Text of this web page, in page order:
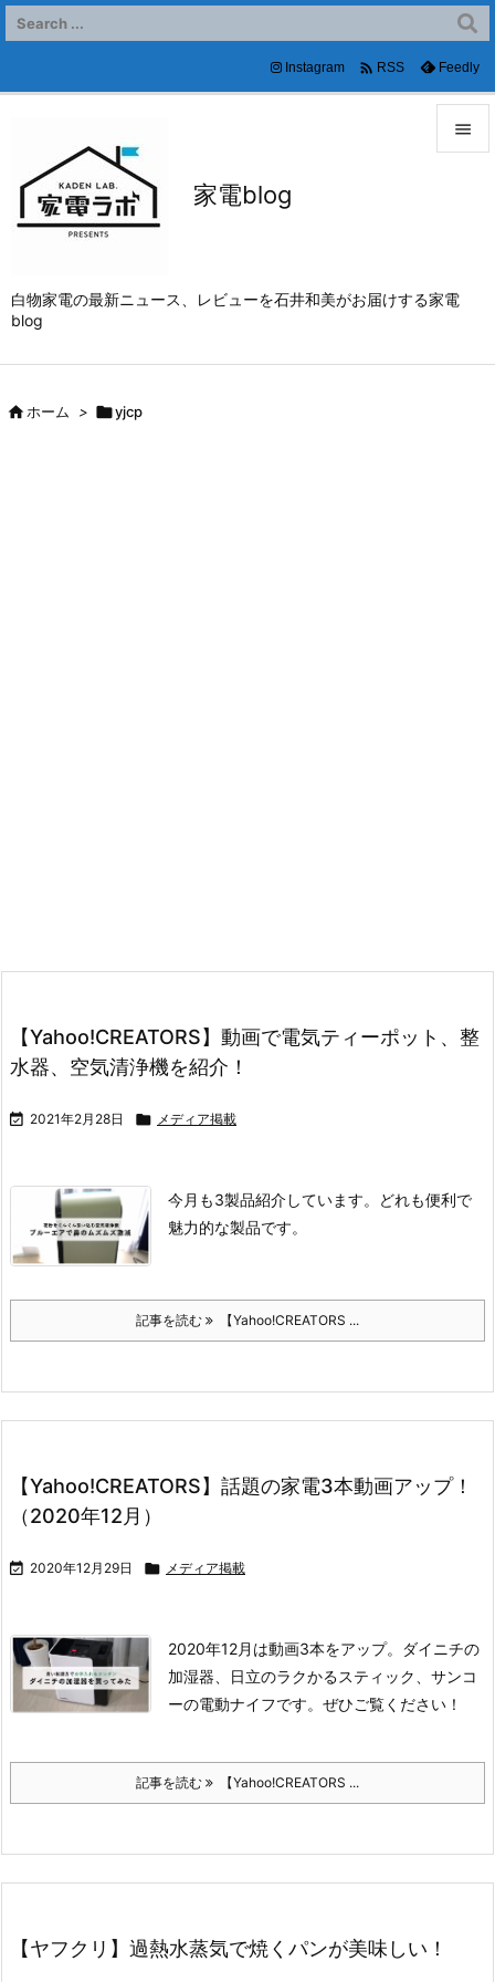
家電blog
白物家電の最新ニュース、レビューを石井和美がお届けする家電
blog


前へ
次へ
Instagram  RSS Feedly
ホーム > yjcp
【Yahoo!CREATORS】動画で電気ティーポット、整
水器、空気清浄機を紹介！
 2021年2月28日  メディア掲載
今月も3製品紹介しています。どれも便利で
魅力的な製品です。
記事を読む 【Yahoo!CREATORS ...
【Yahoo!CREATORS】話題の家電3本動画アップ！
（2020年12月）
 2020年12月29日  メディア掲載
2020年12月は動画3本をアップ。ダイニチの
加湿器、日立のラクかるスティック、サンコ
ーの電動ナイフです。ぜひご覧ください！
記事を読む 【Yahoo!CREATORS ...
【ヤフクリ】過熱水蒸気で焼くパンが美味しい！